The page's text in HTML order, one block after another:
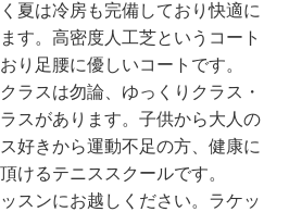
夏は冷房も完備しており快適に
す。高密度人工芝というコート
り足腰に優しいコートです。
ラスは勿論、ゆっくりクラス・
スがあります。子供から大人の
好きから運動不足の方、健康に
けるテニススクールです。
スンにお越しください。ラケッ